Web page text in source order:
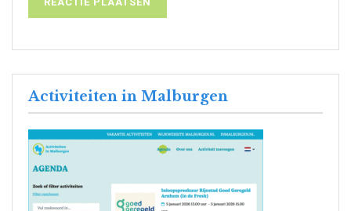
Activiteiten in Malburgen